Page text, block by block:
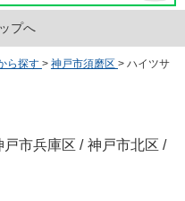
プへ
ら探す > 神戸市須磨区 > ハイツサ
戸市兵庫区 / 神戸市北区 /